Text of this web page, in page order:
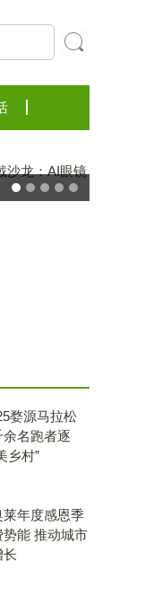
婺源马拉松
名跑者逐
乡村”
年度感恩季
势能 推动城市
长